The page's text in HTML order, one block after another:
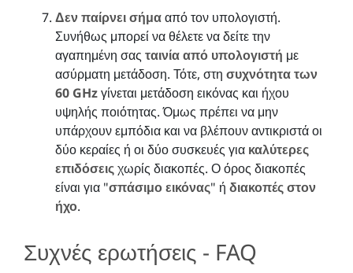
Δεν παίρνει σήμααπό τον υπολογιστή.
Συνήθως μπορεί να θέλετε να δείτε την
αγαπημένη σας ταινία από υπολογιστή με
ασύρματη μετάδοση. Τότε, στη συχνότητα των
60 GHzγίνεται μετάδοση εικόνας και ήχου
υψηλής ποιότητας. Όμως πρέπει να μην
υπάρχουν εμπόδια και να βλέπουν αντικριστά οι
δύο κεραίες ή οι δύο συσκευές για καλύτερες
επιδόσειςχωρίς διακοπές. Ο όρος διακοπές
είναι για "σπάσιμο εικόνας" ή διακοπές στον
ήχο.
Συχνές ερωτήσεις - FAQ